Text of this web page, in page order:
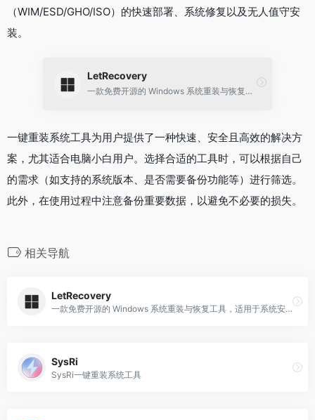
（WIM/ESD/GHO/ISO）的快速部署、系统修复以及无人值守安
装。
LetRecovery
一款免费开源的 Windows 系统重装与恢复工具，适用于系统安装、备份、还原及维护等多种场景。
一键重装系统工具为用户提供了一种快速、安全且高效的解决方
案，尤其适合电脑小白用户。选择合适的工具时，可以根据自己
的需求（如支持的系统版本、是否需要备份功能等）进行筛选。
此外，在使用过程中注意备份重要数据，以避免不必要的损失。
相关导航
LetRecovery
一款免费开源的 Windows 系统重装与恢复工具，适用于系统安装、备份、还原及维护等多种场景。
SysRi
SysRi一键重装系统工具